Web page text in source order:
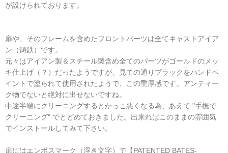
が設けられております。
扉や、そのフレームを含めたフロントパーツは全てキャストアイア
ン（鋳鉄）です。
元々はアイアン製＆スチール製含め全てのパーツがゴールドのメッ
キ仕上げ（？）だったようですが、見ての通りブラックをハンドペ
イントで塗られて使用されたようで、この重厚感です。アンティー
ク物でないと絶対に出せないですね。
中途半端にクリーニングするとかっこ悪くなる為、あえて "手撫で
クリーニング" でとどめておきました。出来ればこのままの雰囲気
でインストールしてみて下さい。
扉にはエンボスマーク（浮き文字）で【PATENTED BATES-